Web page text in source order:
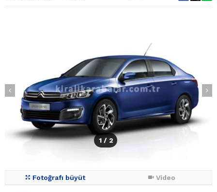
1 / 2
Fotoğrafı büyüt Video